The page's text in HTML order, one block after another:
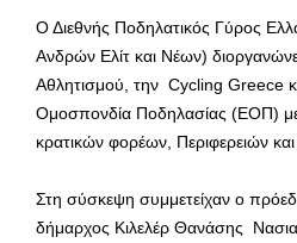
Ο Διεθνής Ποδηλατικός Γύρος
Ανδρών Ελίτ και Νέων)
Αθλητισμού, την Cycling Greece
Ομοσπονδία Ποδηλασίας (ΕΟΠ)
κρατικών φορέων, Περιφερειών
Στη σύσκεψη συμμετείχαν ο
δήμαρχος Κιλελέρ Θανάσης